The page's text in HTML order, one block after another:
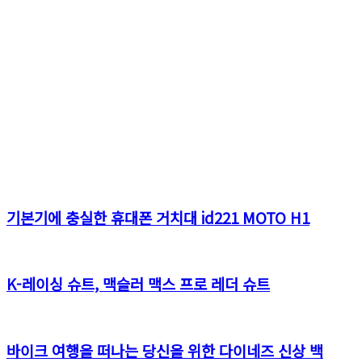
기본기에 충실한 휴대폰 거치대 id221 MOTO H1
K-레이싱 슈트, 맥슬러 맥스 프로 레더 슈트
바이크 여행을 떠나는 당신을 위한 다이네즈 신상 백